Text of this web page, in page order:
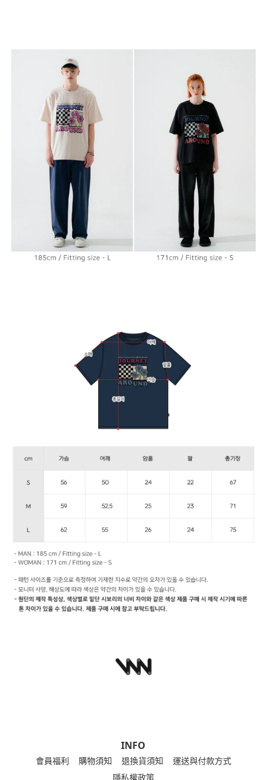
INFO
會員福利 購物須知 退換貨須知
運送與付款方式
隱私權政策